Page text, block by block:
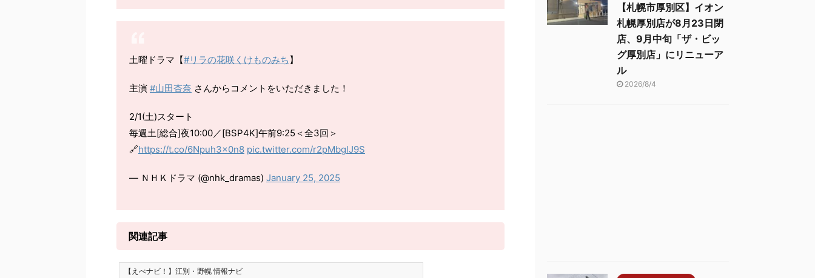
土曜ドラマ【#リラの花咲くけものみち 】
主演 #山田杏奈 さんからコメントをいただきました！
2/1(土)スタート
毎週土[総合]夜10:00／[BSP4K]午前9:25＜全3回＞
🔗https://t.co/6Npuh3x0n8 pic.twitter.com/r2pMbglJ9S
— ＮＨＫドラマ (@nhk_dramas) January 25, 2025
関連記事
【えべナビ！】江別・野幌 情報ナビ
【札幌市厚別区】イオン
札幌厚別店が8月23日閉
店、9月中旬「ザ・ビッ
グ厚別店」にリニューア
ル
2026/8/4